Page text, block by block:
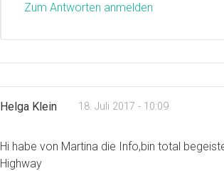
Zum Antworten anmelden
Helga Klein 18. Juli 2017 - 10:09
Hi habe von Martina die Info,bin total
Highway